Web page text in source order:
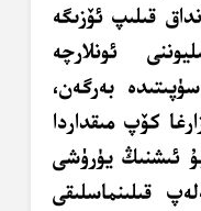
شۇنداق قىلىپ ئۆزىگە
ئونلارچە
بەرگەن،
كۆپ مىقداردا
ئىشنىڭ يۈرۈشى
قىلىنماسلىقى